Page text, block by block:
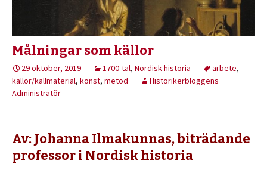
Målningar som källor
29 oktober, 2019 1700-tal, Nordisk historia arbete,
källor/källmaterial, konst, metod
Historikerbloggens
Administratör
Av: Johanna Ilmakunnas, biträdande
professor i Nordisk historia